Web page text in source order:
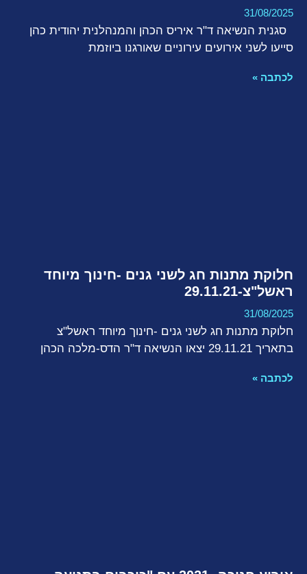
31/08/2025
סגנית הנשיאה ד"ר איריס הכהן והמנהלנית יהודית כהן
סייעו לשני אירועים עירוניים שאורגנו ביוזמת
לכתבה »
חלוקת מתנות חג לשני גנים -חינוך מיוחד
ראשל"צ-29.11.21
31/08/2025
חלוקת מתנות חג לשני גנים -חינוך מיוחד ראשל"צ
בתאריך 29.11.21 יצאו הנשיאה ד"ר הדס-מלכה הכהן
לכתבה »